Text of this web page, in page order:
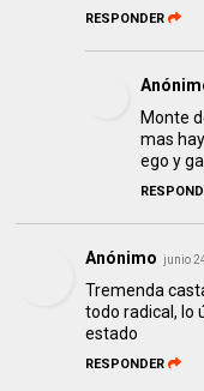
RESPONDER
Monte
mas
ego y
Anónimo junio
Tremenda
todo radical, lo
estado
RESPONDER